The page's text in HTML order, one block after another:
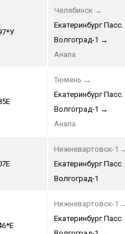
Челябинск →
Екатеринбург Пасс.
Волгоград-1 →
Анапа
Тюмень →
Екатеринбург Пасс.
Волгоград-1 →
Анапа
Нижневартовск-1
Екатеринбург Пасс.
Волгоград-1
Нижневартовск-1
Екатеринбург Пасс.